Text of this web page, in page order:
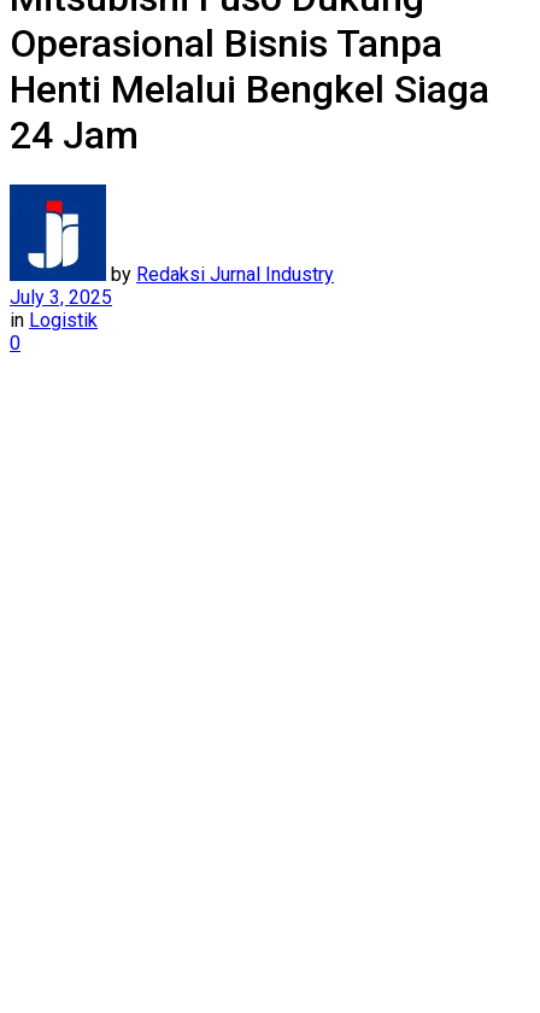
Operasional Bisnis Tanpa
Henti Melalui Bengkel Siaga
24 Jam
by Redaksi Jurnal Industry
July 3, 2025
in Logistik
0